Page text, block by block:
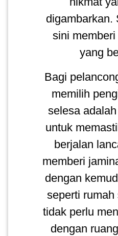
digambarkan.
sini
yang
Bagi
memilih
selesa
untuk
berjalan
memberi
dengan
seperti
tidak perlu
dengan